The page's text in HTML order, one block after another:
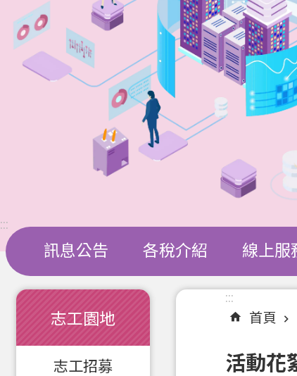
:::
訊息公告 各稅介紹 線上服
:::
志工園地
志工招募
:::
首頁
活動花